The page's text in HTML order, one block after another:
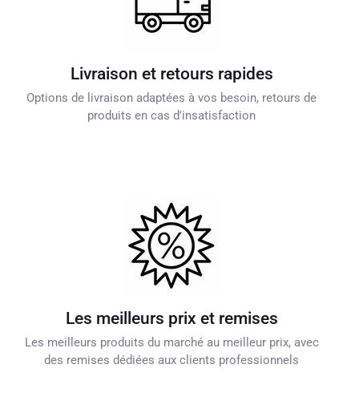
Livraison et retours rapides
Options de livraison adaptées à vos besoin, retours de
produits en cas d'insatisfaction
Les meilleurs prix et remises
Les meilleurs produits du marché au meilleur prix, avec
des remises dédiées aux clients professionnels